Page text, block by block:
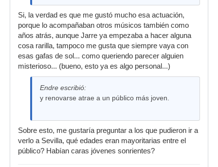
Si, la verdad es que me gustó mucho esa actuación,
porque lo acompañaban otros músicos también como
años atrás, aunque Jarre ya empezaba a hacer alguna
cosa rarilla, tampoco me gusta que siempre vaya con
esas gafas de sol... como queriendo parecer alguien
misterioso... (bueno, esto ya es algo personal...)
Endre escribió:
y renovarse atrae a un público más joven.
Sobre esto, me gustaría preguntar a los que pudieron ir a
verlo a Sevilla, qué edades eran mayoritarias entre el
público? Habían caras jóvenes sonrientes?